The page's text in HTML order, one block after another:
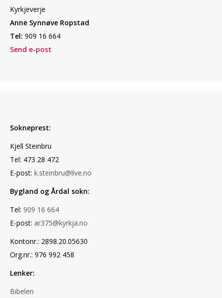
Kyrkjeverje
Anne Synnøve Ropstad
Tel: 909 16 664
Send e-post
Sokneprest:
Kjell Steinbru
Tel: 473 28 472
E-post: k.steinbru@live.no
Bygland og Årdal sokn:
Tel: 909 16 664
E-post: ar375@kyrkja.no
Kontonr.: 2898.20.05630
Org.nr.: 976 992 458
Lenker:
Bibelen